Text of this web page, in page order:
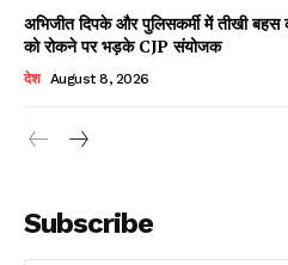
Read Latest
अभिजीत दिपके और पुलिसकर्मी में तीखी बहस
को रोकने पर भड़के CJP संयोजक
देश August 8, 2026
Subscribe